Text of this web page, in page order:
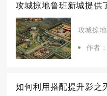
攻城掠地鲁班新城提供
攻城掠
作者
如何利用搭配提升影之